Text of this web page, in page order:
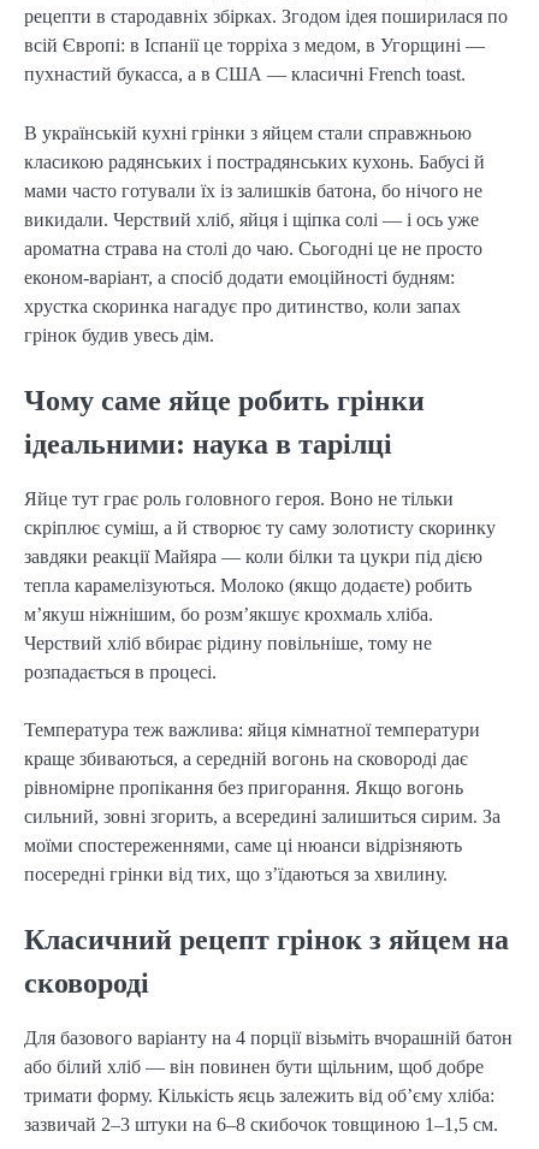
рецепти в стародавніх збірках. Згодом ідея поширилася по
всій Європі: в Іспанії це торріха з медом, в Угорщині —
пухнастий букасса, а в США — класичні French toast.
В українській кухні грінки з яйцем стали справжньою
класикою радянських і пострадянських кухонь. Бабусі й
мами часто готували їх із залишків батона, бо нічого не
викидали. Черствий хліб, яйця і щіпка солі — і ось уже
ароматна страва на столі до чаю. Сьогодні це не просто
економ-варіант, а спосіб додати емоційності будням:
хрустка скоринка нагадує про дитинство, коли запах
грінок будив увесь дім.
Чому саме яйце робить грінки
ідеальними: наука в тарілці
Яйце тут грає роль головного героя. Воно не тільки
скріплює суміш, а й створює ту саму золотисту скоринку
завдяки реакції Майяра — коли білки та цукри під дією
тепла карамелізуються. Молоко (якщо додаєте) робить
м’якуш ніжнішим, бо розм’якшує крохмаль хліба.
Черствий хліб вбирає рідину повільніше, тому не
розпадається в процесі.
Температура теж важлива: яйця кімнатної температури
краще збиваються, а середній вогонь на сковороді дає
рівномірне пропікання без пригорання. Якщо вогонь
сильний, зовні згорить, а всередині залишиться сирим. За
моїми спостереженнями, саме ці нюанси відрізняють
посередні грінки від тих, що з’їдаються за хвилину.
Класичний рецепт грінок з яйцем на
сковороді
Для базового варіанту на 4 порції візьміть вчорашній батон
або білий хліб — він повинен бути щільним, щоб добре
тримати форму. Кількість яєць залежить від об’єму хліба:
зазвичай 2–3 штуки на 6–8 скибочок товщиною 1–1,5 см.